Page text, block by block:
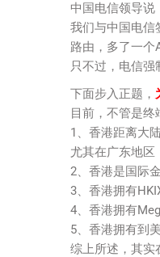
中国电信领导说
我们与中国电信
路由，多了一个
只不过，电信强
下面步入正题，
目前，不管是终
1、香港距离大
尤其在广东地区
2、香港是国际
3、香港拥有
4、香港拥有
5、香港拥有到
综上所述，其实